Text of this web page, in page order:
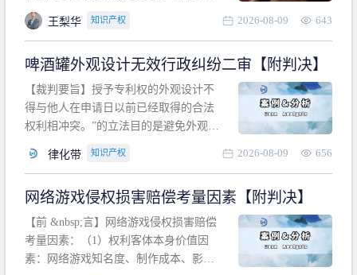
江杭知桥律师事务所 王梨华 周靖超 【导
读】 第一部分：刮码剪码刮标剪标的商
诉讼建议 第二部分：15省市是否侵权案
例的裁判要旨 目录 第一部分、刮码剪码
刮
王梨华 知识产权 2026-08-09 643
啤酒罐外观设计无效行政纠纷二审【附判决】
【裁判要旨】授予专利权的外观设计不
得与他人在申请日以前已经取得的合法
权利相冲突。”的立法目的是避免外观设
冲突。基于此，凡是因该外观设计的实
于该款规定的规制范畴。“合法权利”不宜
作狭义解释，一般情况下，只要依法享
有的、在本专利申请日之
律化带 知识产权 2026-08-09 656
网络游戏侵权损害赔偿考量因素【附判决】
【前 &nbsp;言】网络游戏侵权损害赔偿
考量因素：（1）权利客体本身价值因
素：网络游戏知名度、制作成本、影响